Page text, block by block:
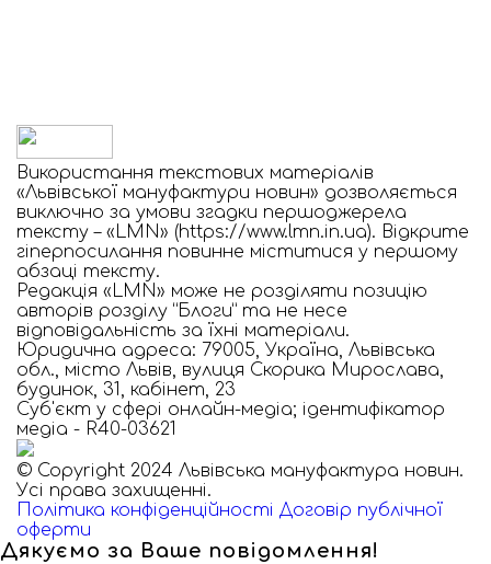
Використання текстових матеріалів
«Львівської мануфактури новин» дозволяється
виключно за умови згадки першоджерела
тексту – «LMN» (https://www.lmn.in.ua). Відкрите
гіперпосилання повинне міститися у першому
абзаці тексту.
Редакція «LMN» може не розділяти позицію
авторів розділу “Блоги” та не несе
відповідальність за їхні матеріали.
Юридична адреса: 79005, Україна, Львівська
обл., місто Львів, вулиця Скорика Мирослава,
будинок, 31, кабінет, 23
Cуб'єкт у сфері онлайн-медіа; ідентифікатор
медіа - R40-03621
© Copyright 2024 Львівська мануфактура новин.
Усі права захищенні.
Політика конфіденційності Договір публічної
оферти
Дякуємо за Ваше повідомлення!